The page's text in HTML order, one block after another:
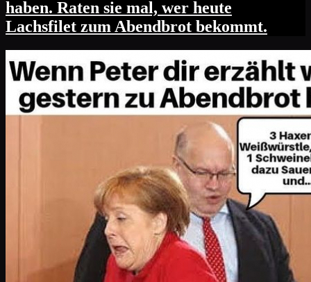
haben. Raten sie mal, wer heute
Lachsfilet zum Abendbrot bekommt.